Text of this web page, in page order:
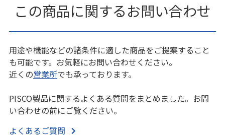
この商品に関するお問い合わせ
用途や機能などの諸条件に適した商品をご提案すること
も可能です。お気軽にお問い合わせください。
近くの営業所でも承っております。
PISCO製品に関するよくある質問をまとめました。お問
い合わせの前にご覧ください。
よくあるご質問